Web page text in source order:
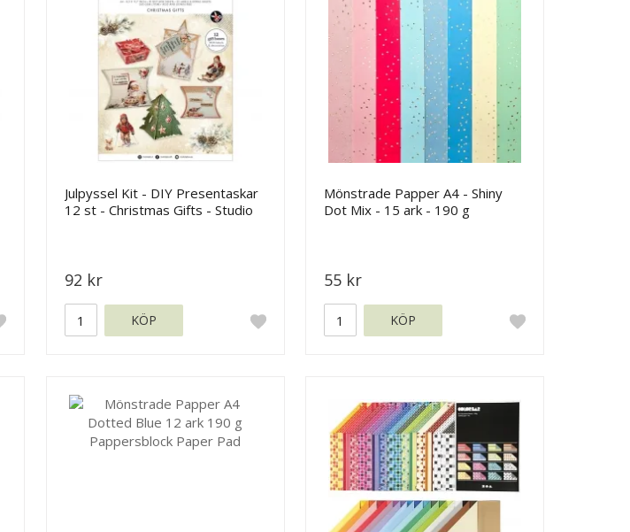
Julpyssel Kit - DIY Presentaskar
12 st - Christmas Gifts - Studio
92 kr
KÖP
Mönstrade Papper A4 - Shiny
Dot Mix - 15 ark - 190 g
55 kr
KÖP